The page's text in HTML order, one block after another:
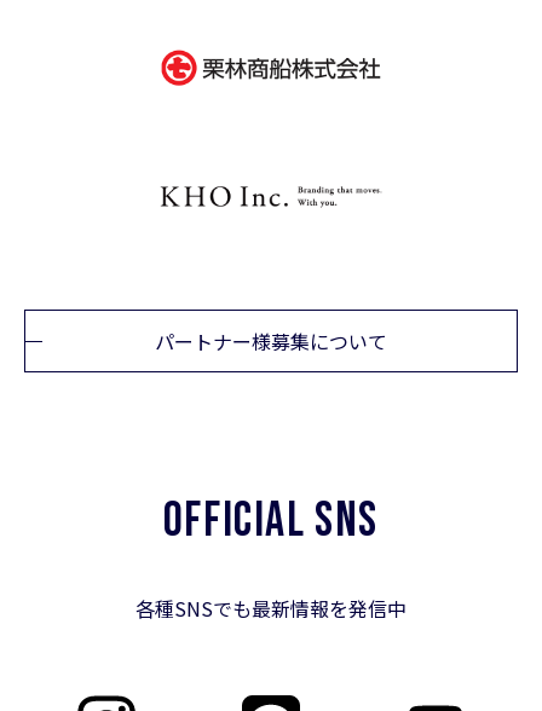
パートナー様募集について
OFFICIAL SNS
各種SNSでも最新情報を発信中